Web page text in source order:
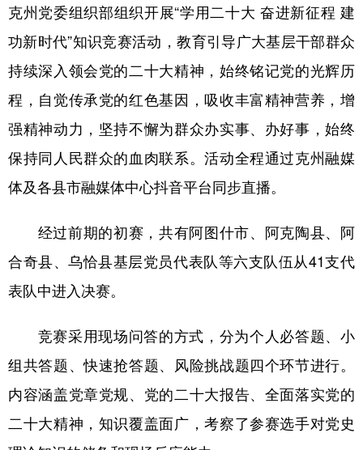
广东 广西 海南 重庆
四川 贵州 云南 西藏
陕西 甘肃 青海 宁夏
新疆 内蒙古 黑龙江
多语种频道
English Español Français عربى
Русский язык 日本語 한국어
Deutsch Português
克州党委组织部组织开展“学用二十大 奋进新征程 建
功新时代”知识竞赛活动，教育引导广大基层干部群众
持续深入领会党的二十大精神，始终铭记党的光辉历
程，自觉传承党的红色基因，吸收丰富精神营养，增
强精神动力，坚持不懈为群众办实事、办好事，始终
保持同人民群众的血肉联系。活动全程通过克州融媒
体及各县市融媒体中心抖音平台同步直播。
经过前期的初赛，共有阿图什市、阿克陶县、阿
合奇县、乌恰县基层党员代表队等六支队伍从41支代
表队中进入决赛。
竞赛采用现场问答的方式，分为个人必答题、小
组共答题、快速抢答题、风险挑战题四个环节进行。
内容涵盖党章党规、党的二十大报告、全面落实党的
二十大精神，知识覆盖面广，考察了参赛选手对党史